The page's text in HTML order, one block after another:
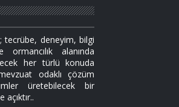
tecrübe, deneyim, bilgi
ormancılık alanında
her türlü konuda
odaklı çözüm
üretebilecek bir